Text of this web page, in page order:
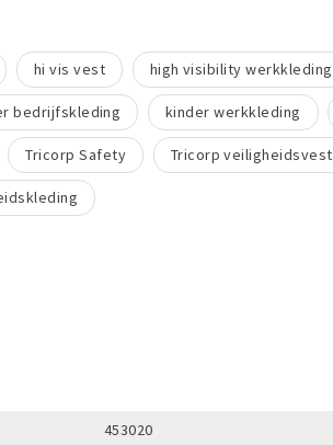
hi vis vest high visibility werkkleding
bedrijfskleding kinder werkkleding
Tricorp Safety Tricorp veiligheidsvest
453020